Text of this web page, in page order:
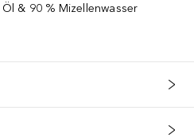
& 90 % Mizellenwasser